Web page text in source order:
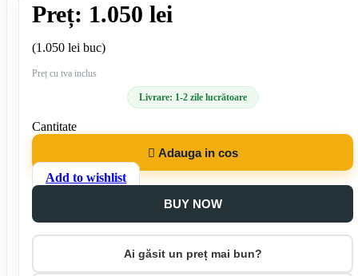
Preț: 1.050 lei
(1.050 lei buc)
Preț cu tva inclus
Livrare: 1-2 zile lucrătoare
Cantitate
 Adauga in cos
Add to wishlist
BUY NOW
Ai găsit un preț mai bun?